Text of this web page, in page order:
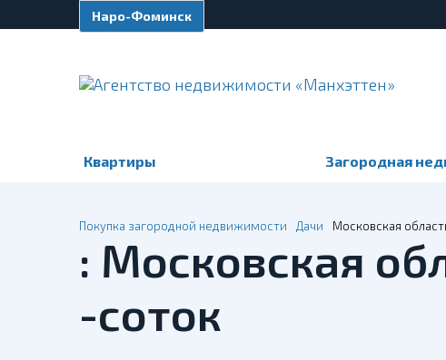
Наро-Фоминск
Квартиры Загородная
Покупка загородной недвижимости Дачи Московская
: Московская
-соток